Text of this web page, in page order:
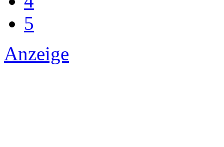
5
Anzeige